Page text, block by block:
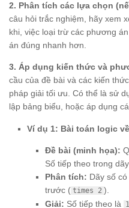
2. Phân tích các lựa chọn
câu hỏi trắc nghiệm, hãy xem
khi, việc loại trừ các phương
án đúng nhanh hơn.
3. Áp dụng kiến thức và
cầu của đề bài và các kiến
pháp giải tối ưu. Có thể là sử
lập bảng biểu, hoặc áp dụng
Ví dụ 1: Bài toán logic
Đề bài (minh họa):
Số tiếp theo trong
Phân tích: Dãy số
trước ( times 2 ).
Giải: Số tiếp theo là